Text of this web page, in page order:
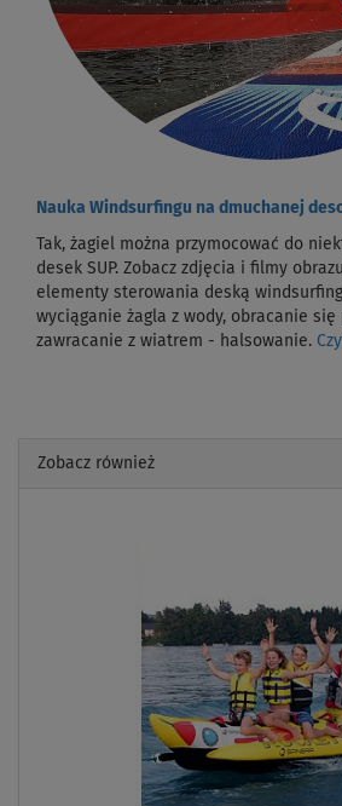
Nauka Windsurfingu na dmuchanej
Tak, żagiel można przymocować do
desek SUP. Zobacz zdjęcia i filmy
elementy sterowania deską
wyciąganie żagla z wody, obracanie
zawracanie z wiatrem - halsowanie.
Zobacz również